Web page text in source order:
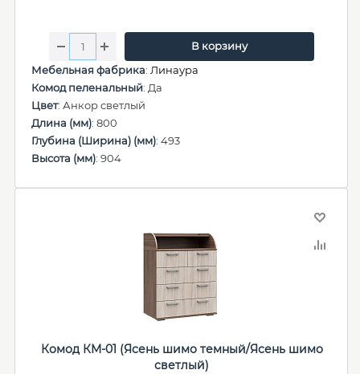
В корзину
Мебельная фабрика: Линаура
Комод пеленальный: Да
Цвет: Анкор светлый
Длина (мм): 800
Глубина (Ширина) (мм): 493
Высота (мм): 904
Комод КМ-01 (Ясень шимо темный/Ясень шимо
светлый)